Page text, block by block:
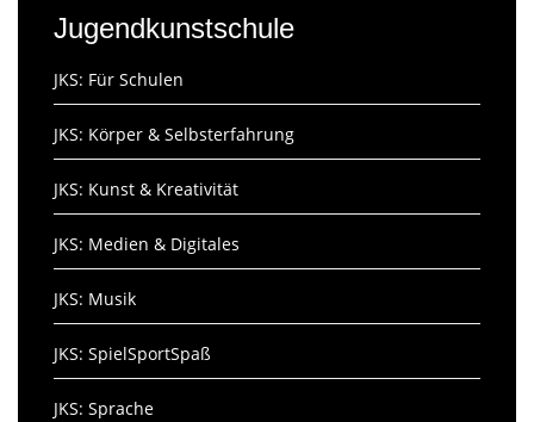
Jugendkunstschule
JKS: Für Schulen
JKS: Körper & Selbsterfahrung
JKS: Kunst & Kreativität
JKS: Medien & Digitales
JKS: Musik
JKS: SpielSportSpaß
JKS: Sprache